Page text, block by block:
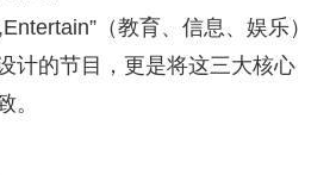
（教育、信息、娱乐）
计的节目，更是将这三大核心
。